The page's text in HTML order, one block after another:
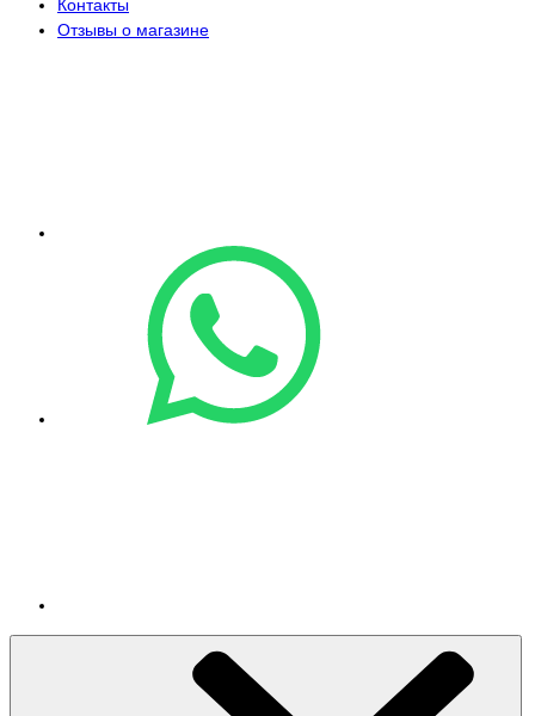
Контакты
Отзывы о магазине